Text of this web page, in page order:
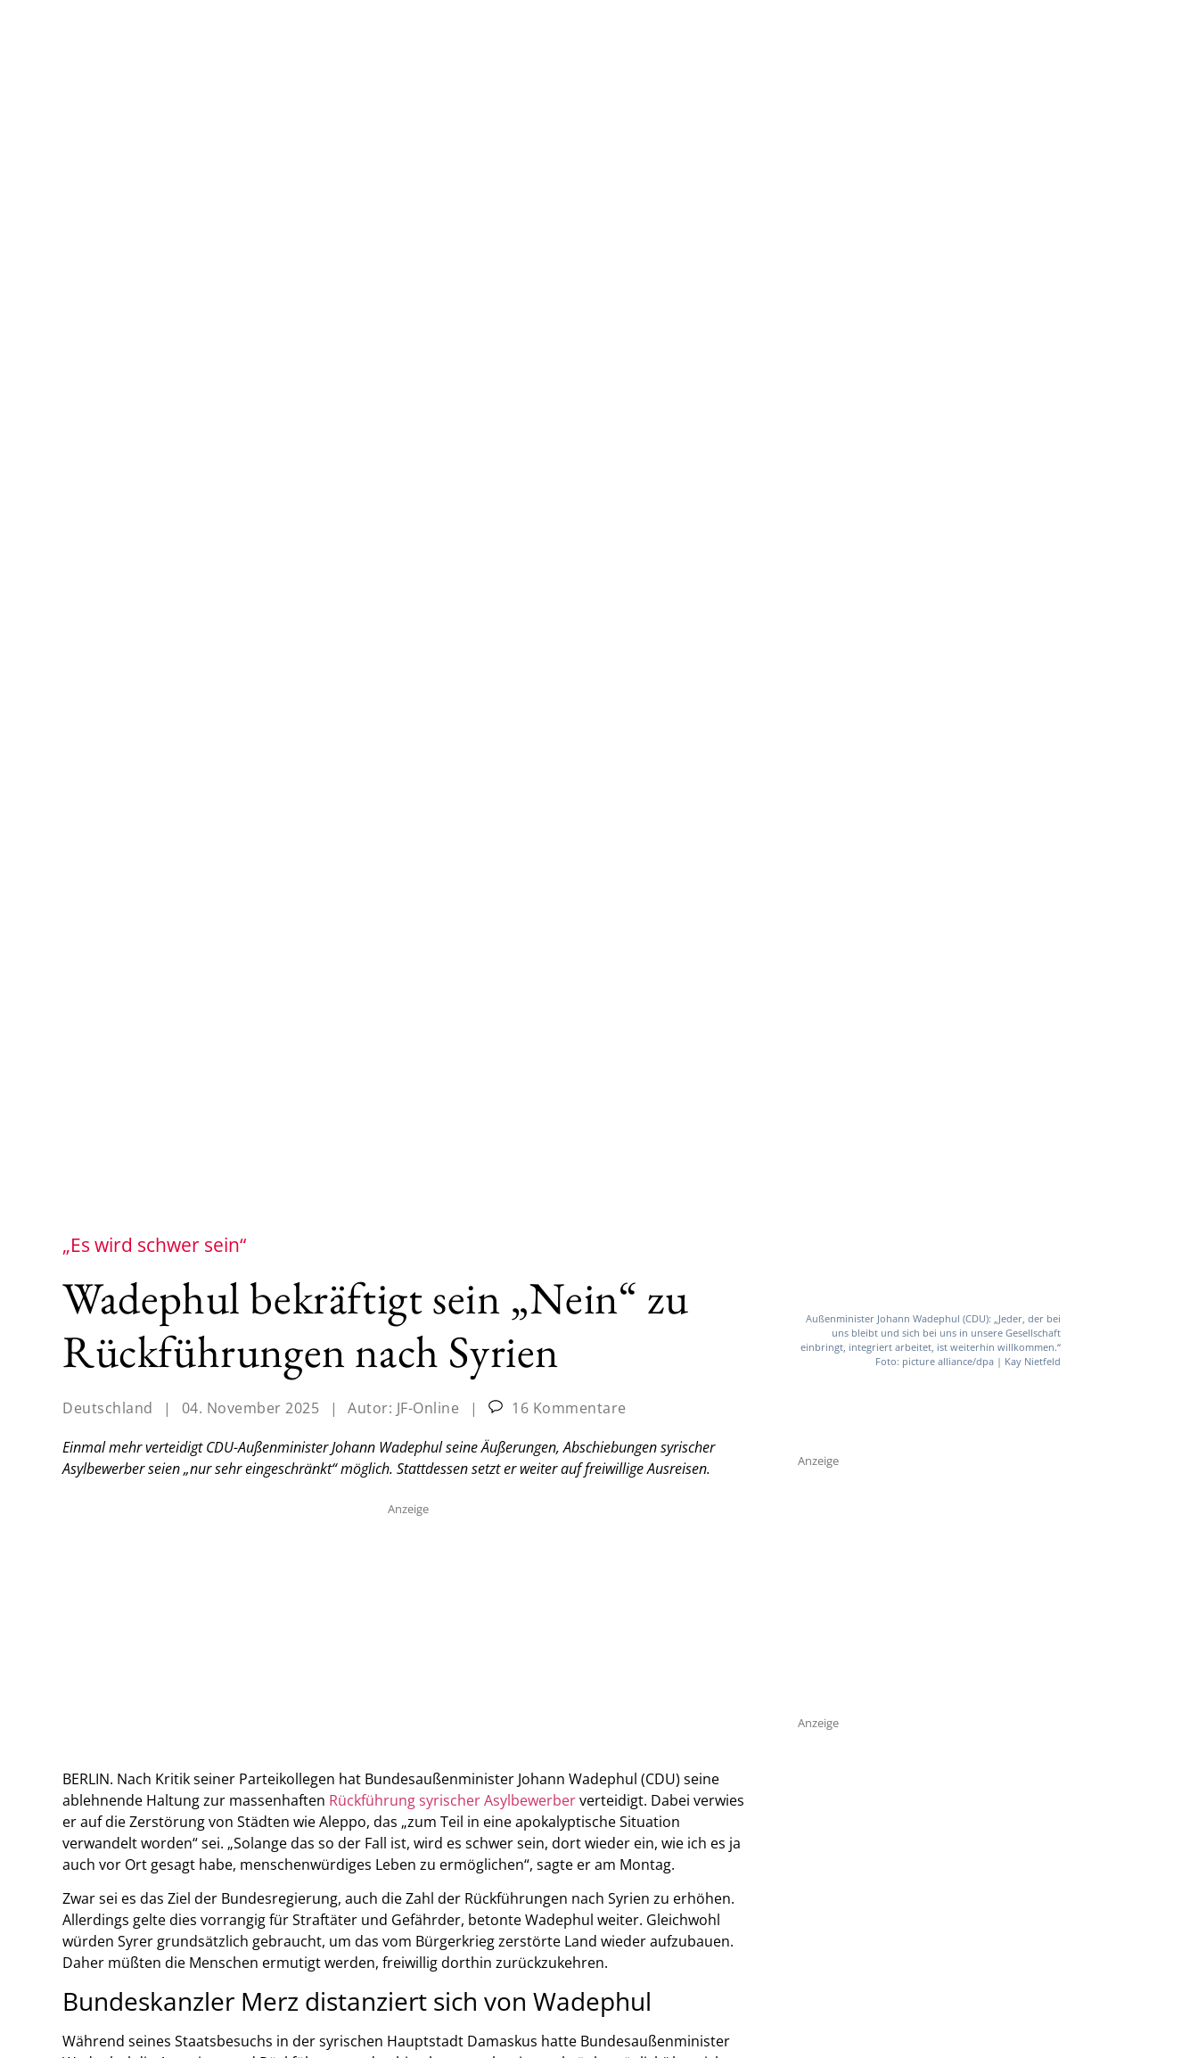
„Es wird schwer sein“
Wadephul bekräftigt sein „Nein“ zu
Rückführungen nach Syrien
Deutschland | 04. November 2025 | Autor: JF-Online |
16 Kommentare
Einmal mehr verteidigt CDU-Außenminister Johann Wadephul seine Äußerungen, Abschiebungen syrischer
Asylbewerber seien „nur sehr eingeschränkt“ möglich. Stattdessen setzt er weiter auf freiwillige Ausreisen.
Anzeige
BERLIN. Nach Kritik seiner Parteikollegen hat Bundesaußenminister Johann Wadephul (CDU) seine
ablehnende Haltung zur massenhaften Rückführung syrischer Asylbewerberverteidigt. Dabei verwies
er auf die Zerstörung von Städten wie Aleppo, das „zum Teil in eine apokalyptische Situation
verwandelt worden“ sei. „Solange das so der Fall ist, wird es schwer sein, dort wieder ein, wie ich es ja
auch vor Ort gesagt habe, menschenwürdiges Leben zu ermöglichen“, sagte er am Montag.
Zwar sei es das Ziel der Bundesregierung, auch die Zahl der Rückführungen nach Syrien zu erhöhen.
Allerdings gelte dies vorrangig für Straftäter und Gefährder, betonte Wadephul weiter. Gleichwohl
würden Syrer grundsätzlich gebraucht, um das vom Bürgerkrieg zerstörte Land wieder aufzubauen.
Daher müßten die Menschen ermutigt werden, freiwillig dorthin zurückzukehren.
Bundeskanzler Merz distanziert sich von Wadephul
Während seines Staatsbesuchs in der syrischen Hauptstadt Damaskus hatte Bundesaußenminister
Außenminister Johann Wadephul (CDU): „Jeder, der bei
uns bleibt und sich bei uns in unsere Gesellschaft
einbringt, integriert arbeitet, ist weiterhin willkommen.“
Foto: picture alliance/dpa | Kay Nietfeld
Anzeige
Anzeige